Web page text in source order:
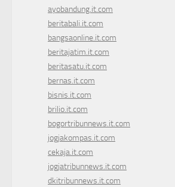
ayobandung.it.com
beritabali.it.com
bangsaonline.it.com
beritajatim.it.com
beritasatu.it.com
bernas.it.com
bisnis.it.com
brilio.it.com
bogortribunnews.it.com
jogjakompas.it.com
cekaja.it.com
jogjatribunnews.it.com
dkitribunnews.it.com